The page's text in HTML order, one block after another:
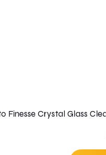
Finesse Crystal Glass